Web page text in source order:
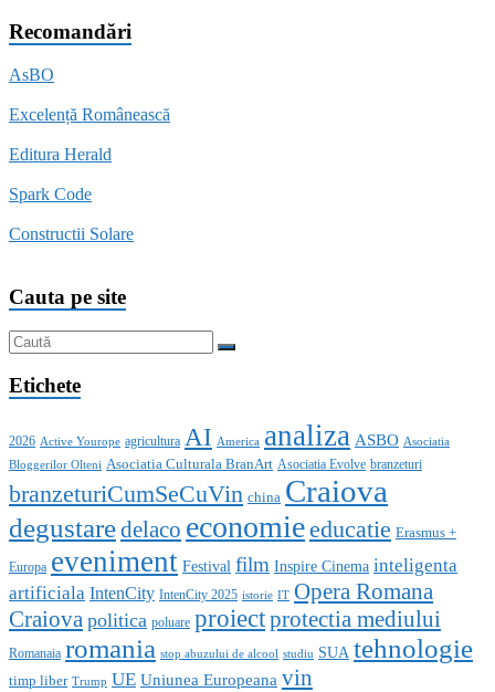
Recomandări
AsBO
Excelență Românească
Editura Herald
Spark Code
Constructii Solare
Cauta pe site
Etichete
2026 Active Yourope agricultura AI America analiza ASBO Asociatia
Bloggerilor Olteni Asociatia Culturala BranArt Asociatia Evolve branzeturi
branzeturiCumSeCuVin china Craiova
degustaredelaco economieeducatie Erasmus +
Europa eveniment Festival film Inspire Cinema inteligenta
artificiala IntenCity IntenCity 2025 istorie IT Opera Romana
Craiova politica poluare proiectprotectia mediului
Romanaia romania stop abuzului de alcool studiu SUA tehnologie
timp liber Trump UE Uniunea Europeana vin